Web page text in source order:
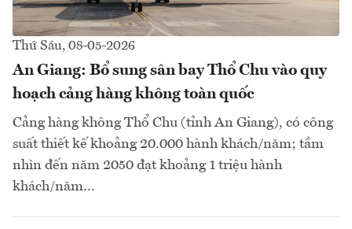
Thứ Sáu, 08-05-2026
An Giang: Bổ sung sân bay Thổ Chu vào quy
hoạch cảng hàng không toàn quốc
Cảng hàng không Thổ Chu (tỉnh An Giang), có công
suất thiết kế khoảng 20.000 hành khách/năm; tầm
nhìn đến năm 2050 đạt khoảng 1 triệu hành
khách/năm...